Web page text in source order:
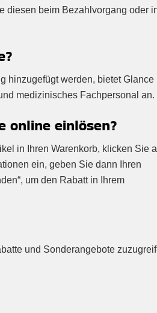
diesen beim Bezahlvorgang oder
hinzugefügt werden, bietet Glance
medizinisches Fachpersonal an.
online einlösen?
in Ihren Warenkorb, klicken Sie
ein, geben Sie dann Ihren
um den Rabatt in Ihrem
und Sonderangebote